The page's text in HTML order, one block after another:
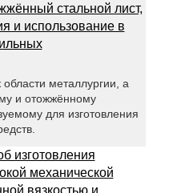
стальной лист,
и использование в
металлургии, а
и отожжённому
для изготовления
изготовления
механической